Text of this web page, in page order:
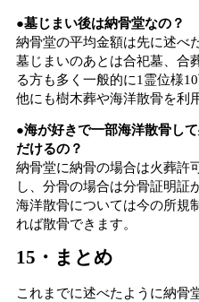
●墓じまい後は納骨堂なの？
納骨堂の平均金額は先に述べ
墓じまいのあとは合祀墓、合
る方も多く一般的に1霊位様
他にも樹木葬や海洋散骨を利
●海が好きで一部海洋散骨し
だけるの？
納骨堂に納骨の場合は火葬許
し、分骨の場合は分骨証明証
海洋散骨については今の所規
れば散骨できます。
15・まとめ
これまでに述べたように納骨